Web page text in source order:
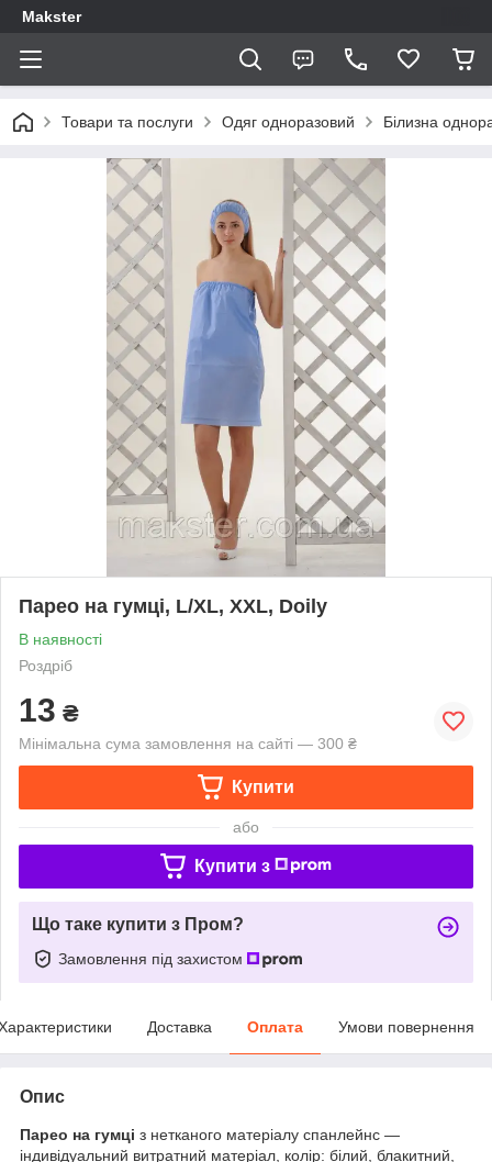
Makster
Товари та послуги Одяг одноразовий Білизна
Парео на гумці, L/XL, XXL, Doily
В наявності
Роздріб
13 ₴
Мінімальна сума замовлення на сайті — 300 ₴
Купити
або
Купити з
Що таке купити з Пром?
Замовлення під захистом
Доставка Оплата Умови повернення
Опис
Парео на гумці з нетканого матеріалу спанлейнс —
індивідуальний витратний матеріал, колір: білий, блакитний,